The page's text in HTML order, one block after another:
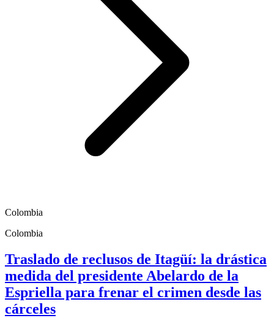
Colombia
Colombia
Traslado de reclusos de Itagüí: la drástica
medida del presidente Abelardo de la
Espriella para frenar el crimen desde las
cárceles